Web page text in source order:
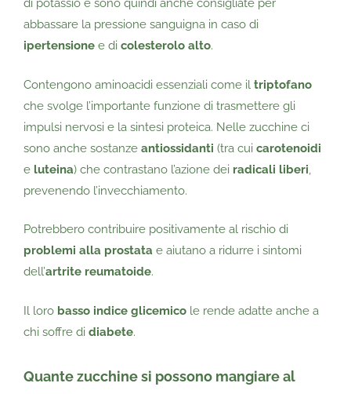
di potassio e sono quindi anche consigliate per
abbassare la pressione sanguigna in caso di
ipertensione e di colesterolo alto.
Contengono aminoacidi essenziali come il triptofano
che svolge l’importante funzione di trasmettere gli
impulsi nervosi e la sintesi proteica. Nelle zucchine ci
sono anche sostanze antiossidanti (tra cui carotenoidi
e luteina) che contrastano l’azione dei radicali liberi
prevenendo l’invecchiamento.
Potrebbero contribuire positivamente al rischio di
problemi alla prostata e aiutano a ridurre i sintomi
dell’artrite reumatoide.
Il loro basso indice glicemico le rende adatte anche a
chi soffre di diabete.
Quante zucchine si possono mangiare al